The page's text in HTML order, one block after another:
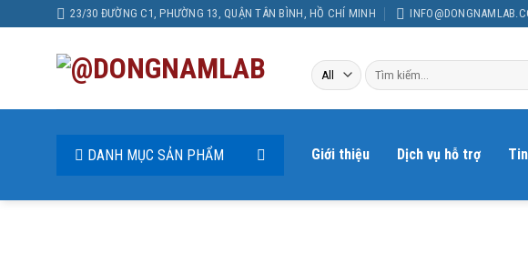
to
23/30 ĐƯỜNG C1, PHƯỜNG 13, QUẬN TÂN BÌNH, HỒ CHÍ MINH
Tìm
kiếm:
DANH MỤC SẢN PHẨM Giới thiệu Dịch vụ hỗ trợ